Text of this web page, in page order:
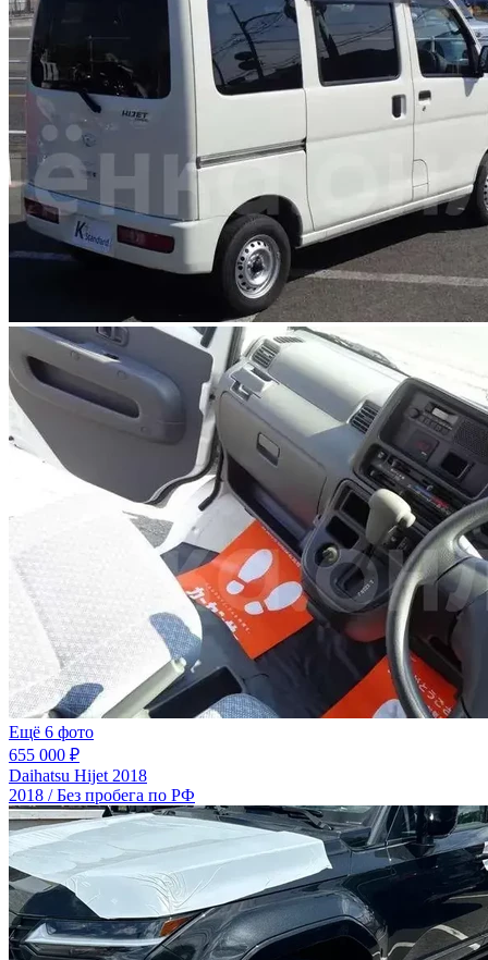
Ещё 6 фото
655 000 ₽
Daihatsu Hijet 2018
2018 / Без пробега по РФ